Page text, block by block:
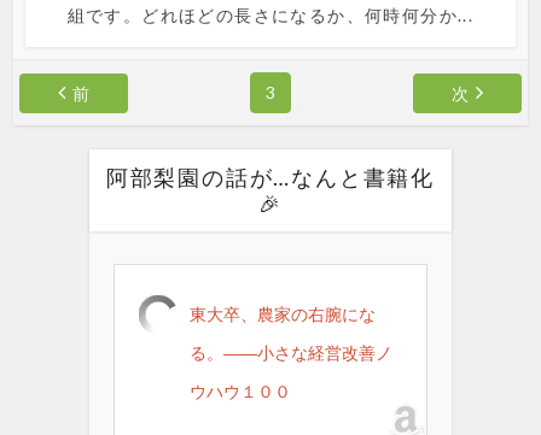
組です。どれほどの長さになるか、何時何分か...
前 3 次
阿部梨園の話が…なんと書籍化
🎉
東大卒、農家の右腕にな
る。――小さな経営改善ノ
ウハウ１００